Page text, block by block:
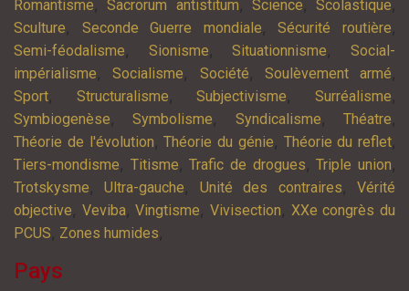
Romantisme,Sacrorum antistitum, Science, Scolastique,
Sculture, Seconde Guerre mondiale,Sécurité routière,
Semi-féodalisme, Sionisme,Situationnisme,Social-
impérialisme,Socialisme, Société, Soulèvement armé,
Sport, Structuralisme,Subjectivisme,Surréalisme,
Symbiogenèse,Symbolisme, Syndicalisme,Théatre,
Théorie de l'évolution,Théorie du génie, Théorie du reflet,
Tiers-mondisme, Titisme,Trafic de drogues,Triple union,
Trotskysme,Ultra-gauche, Unité des contraires,Vérité
objective, Veviba,Vingtisme,Vivisection, XXe congrès du
PCUS, Zones humides,
Pays